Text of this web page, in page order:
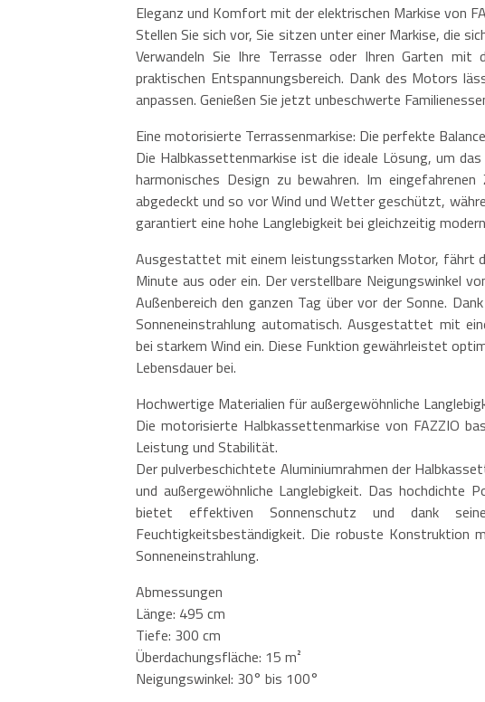
Eleganz und Komfort mit der elektrischen Markise von
Stellen Sie sich vor, Sie sitzen unter einer Markise, die
Verwandeln Sie Ihre Terrasse oder Ihren Garten mit
praktischen Entspannungsbereich. Dank des Motors
anpassen. Genießen Sie jetzt unbeschwerte
Eine motorisierte Terrassenmarkise: Die perfekte
Die Halbkassettenmarkise ist die ideale Lösung, um
harmonisches Design zu bewahren. Im
abgedeckt und so vor Wind und Wetter geschützt,
garantiert eine hohe Langlebigkeit bei gleichzeitig
Ausgestattet mit einem leistungsstarken Motor, fährt
Minute aus oder ein. Der verstellbare Neigungswinkel
Außenbereich den ganzen Tag über vor der Sonne.
Sonneneinstrahlung automatisch. Ausgestattet mit
bei starkem Wind ein. Diese Funktion gewährleistet
Lebensdauer bei.
Hochwertige Materialien für außergewöhnliche
Die motorisierte Halbkassettenmarkise von FAZZIO
Leistung und Stabilität.
Der pulverbeschichtete Aluminiumrahmen der
und außergewöhnliche Langlebigkeit. Das hochdichte
bietet effektiven Sonnenschutz und dank
Feuchtigkeitsbeständigkeit. Die robuste Konstruktion
Sonneneinstrahlung.
Abmessungen
Länge: 495 cm
Tiefe: 300 cm
Überdachungsfläche: 15 m²
Neigungswinkel: 30° bis 100°